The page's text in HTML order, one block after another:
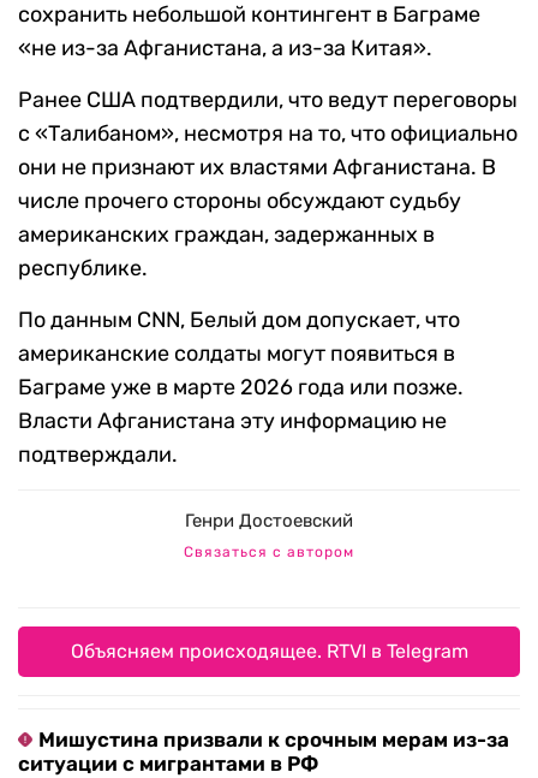
сохранить небольшой контингент в Баграме
«не из-за Афганистана, а из-за Китая».
Ранее США подтвердили, что ведут переговоры
с «Талибаном», несмотря на то, что официально
они не признают их властями Афганистана. В
числе прочего стороны обсуждают судьбу
американских граждан, задержанных в
республике.
По данным CNN, Белый дом допускает, что
американские солдаты могут появиться в
Баграме уже в марте 2026 года или позже.
Власти Афганистана эту информацию не
подтверждали.
Генри Достоевский
Связаться с автором
Объясняем происходящее. RTVI в Telegram
Мишустина призвали к срочным мерам из-за
ситуации с мигрантами в РФ